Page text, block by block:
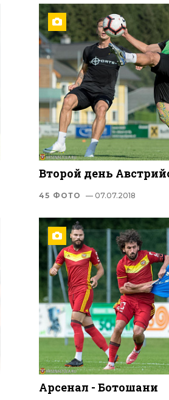
Второй день
45 ФОТО — 07.07.2018
Арсенал - Ботошани